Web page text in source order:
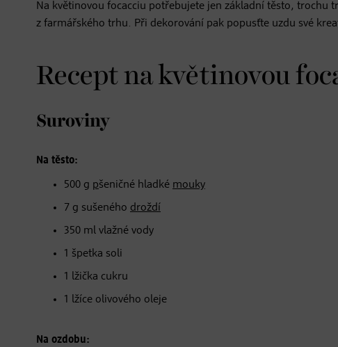
Na květinovou focacciu potřebujete jen základní těsto, trochu
z farmářského trhu. Při dekorování pak popusťte uzdu své
Recept na květinovou
Suroviny
Na těsto:
500 g pšeničné hladké mouky
7 g sušeného droždí
350 ml vlažné vody
1 špetka soli
1 lžička cukru
1 lžíce olivového oleje
Na ozdobu: